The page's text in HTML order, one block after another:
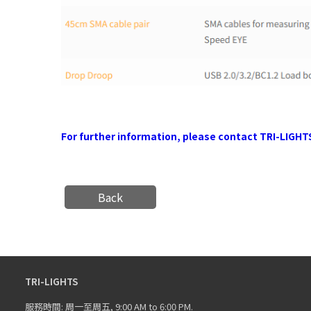
For further information, please contact TRI-
Back
TRI-LIGHTS
服務時間: 周一至周五, 9:00 AM to 6:00 PM.